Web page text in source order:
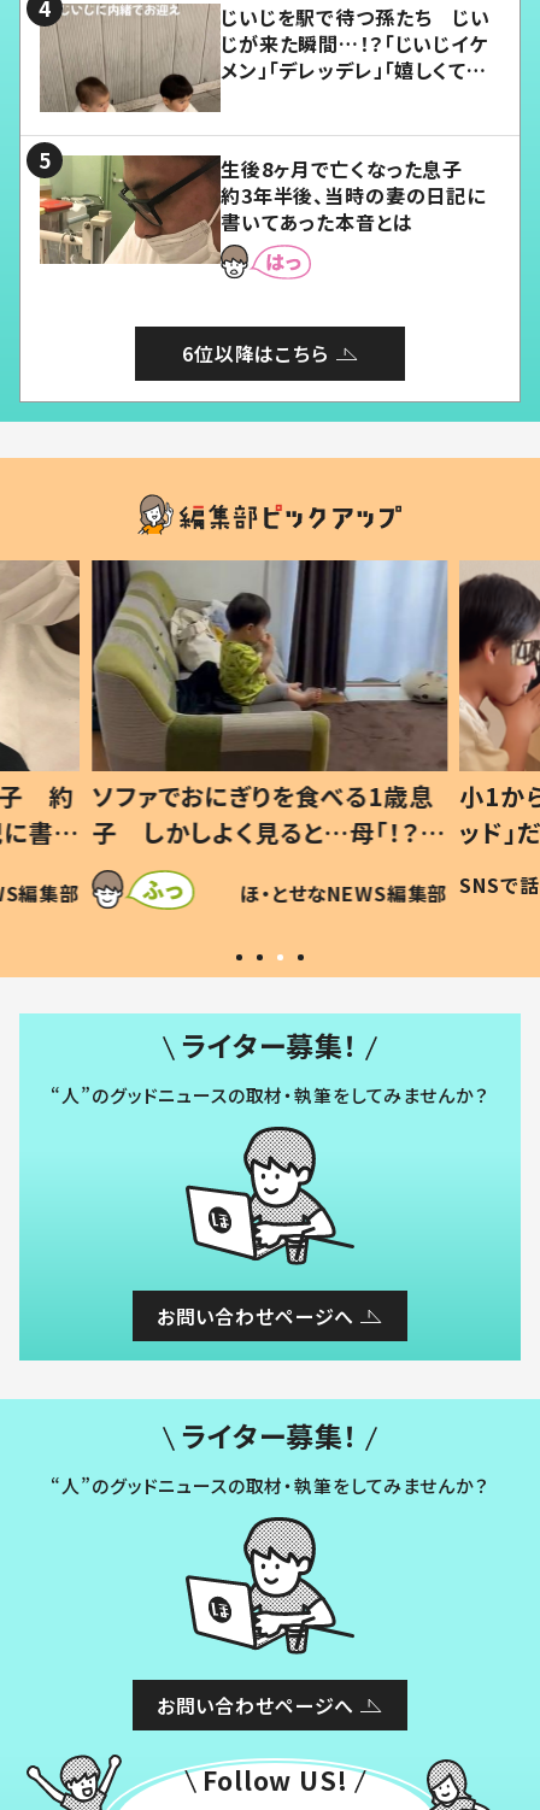
じいじを駅で待つ孫たち じい
じが来た瞬間…！？「じいじイケ
メン」「デレッデレ」「嬉しくて可
生後8ヶ月で亡くなった息子
約3年半後、当時の妻の日記に
書いてあった本音とは
6位以降はこちら
歳息
？」
編集部
小1から不登校、息子は「ギフテ
ッド」だった 父が“ウチ給食”を
作り続ける理由とは #令和の親
#令和の子
SNSで話題 ほ・とせなNEWS編集部
ひ孫
が、抱
「涙
い」
ライター募集！
“人”のグッドニュースの取材・執筆をしてみませんか？
お問い合わせページへ
ライター募集！
“人”のグッドニュースの取材・執筆をしてみませんか？
お問い合わせページへ
Follow US!